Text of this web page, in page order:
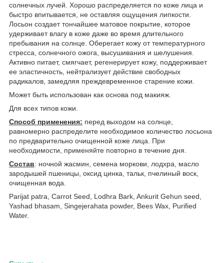
солнечных лучей. Хорошо распределяется по коже лица и
быстро впитывается, не оставляя ощущения липкости.
Лосьон создает тончайшее матовое покрытие, которое
удерживает влагу в коже даже во время длительного
пребывания на солнце. Оберегает кожу от температурного
стресса, солнечного ожога, высушивания и шелушения.
Активно питает, смягчает, регенерирует кожу, поддерживает
ее эластичность, нейтрализует действие свободных
радикалов, замедляя преждевременное старение кожи.
Может быть использован как основа под макияж.
Для всех типов кожи.
Способ применения: перед выходом на солнце,
равномерно распределите необходимое количество лосьона
по предварительно очищенной коже лица. При
необходимости, применяйте повторно в течение дня.
Состав: ночной жасмин, семена моркови, лодхра, масло
зародышей пшеницы, оксид цинка, тальк, пчелиный воск,
очищенная вода.
Parijat patra, Carrot Seed, Lodhra Bark, Ankurit Gehun seed,
Yashad bhasam, Singejerahata powder, Bees Wax, Purified
Water.